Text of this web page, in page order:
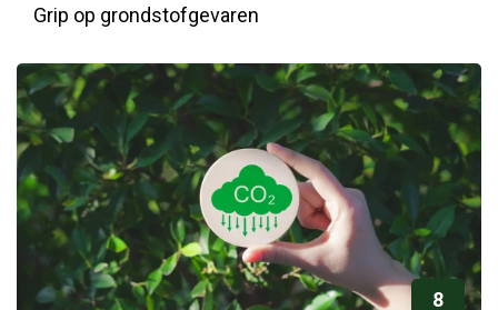
Grip op grondstofgevaren
8